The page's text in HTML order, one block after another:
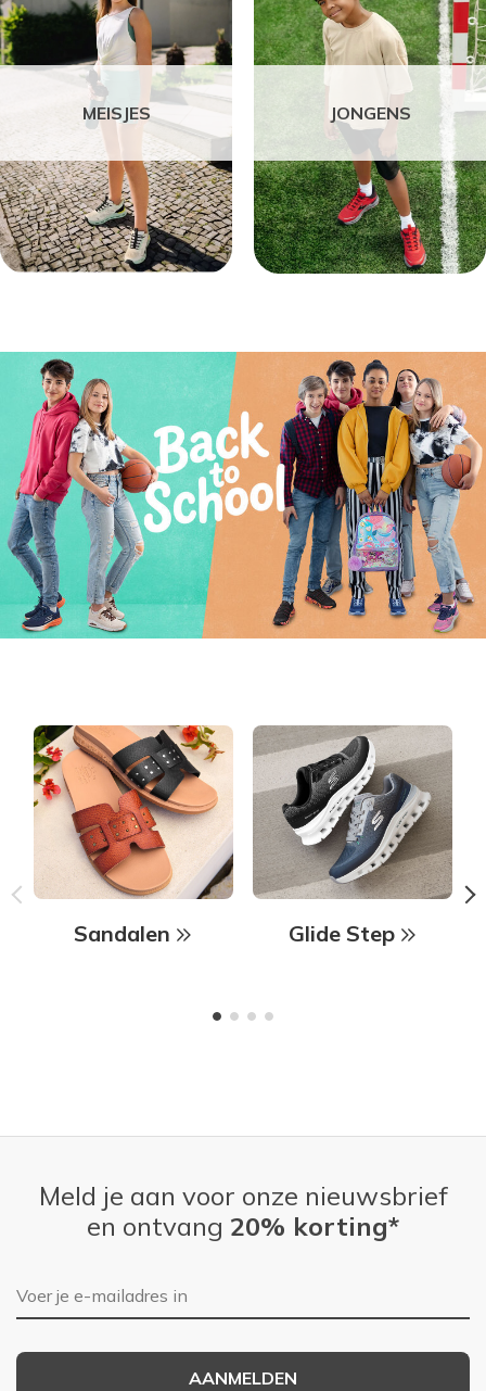
MEISJES JONGENS
Sandalen Glide Step
Meld je aan voor onze nieuwsbrief
en ontvang 20% korting*
E-mailadres
AANMELDEN